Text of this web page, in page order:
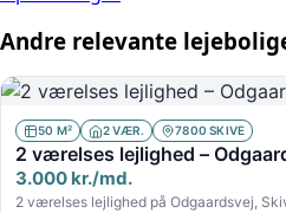
Andre relevante
50 M² 2 VÆR. 7800 SKIVE
2 værelses lejlighed –
3.000 kr./md.
2 værelses lejlighed på Odgaardsvej,